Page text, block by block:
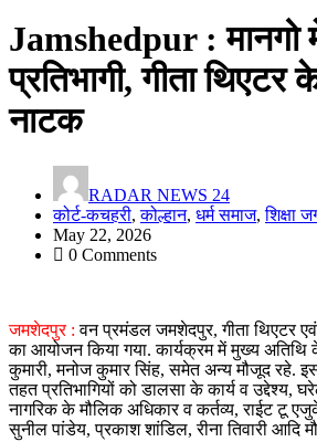
Jamshedpur : मानगो
प्रतिभागी, गीता
नाटक
RADAR NEWS 24
कोर्ट-कचहरी,कोल्हान, धर्म समाज,शिक्षा
May 22, 2026
0 Comments
जमशेदपुर : वन प्रमंडल जमशेदपुर, गीता थिएटर
का आयोजन किया गया. कार्यक्रम में मुख्य अतिथि
कुमारी, मनोज कुमार सिंह, समेत अन्य मौजूद रहे.
तहत प्रतिभागियों को डालसा के कार्य व उद्देश्य,
नागरिक के मौलिक अधिकार व कर्तव्य, राईट टू
सुनील पांडेय, प्रकाश शांडिल, रीना तिवारी आदि